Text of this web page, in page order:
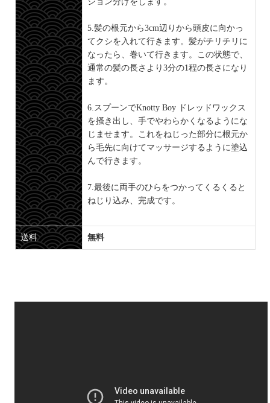
5.髪の根元から3cm辺りから頭皮に向かっ
てクシを入れて行きます。髪がチリチリに
なったら、巻いて行きます。この状態で、
通常の髪の長さより3分の1程の長さになり
ます。
6.スプーンでKnotty Boy ドレッドワックス
を掻き出し、手でやわらかくなるようにな
じませます。これをねじった部分に根元か
ら毛先に向けてマッサージするように塗込
んで行きます。
7.最後に両手のひらをつかってくるくると
ねじり込み、完成です。
送料 無料